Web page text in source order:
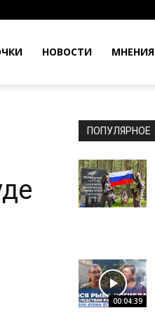
НОВОСТИ МНЕНИЯ
ПОПУЛЯРНОЕ
00:04:39